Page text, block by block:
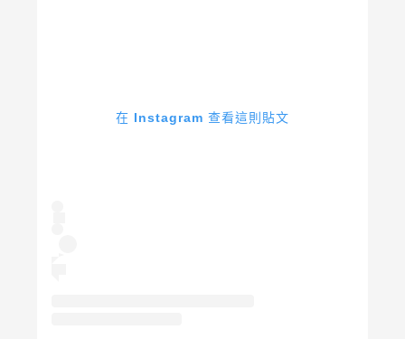
在 Instagram 查看這則貼文